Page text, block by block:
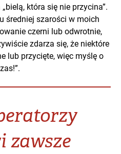
która się nie przycina”.
średniej szarości w moich
czerni lub odwrotnie,
zdarza się, że niektóre
lub przycięte, więc myślę o
zawsze